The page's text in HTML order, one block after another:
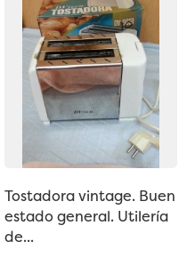
Tostadora vintage. Buen
estado general. Utilería
de...